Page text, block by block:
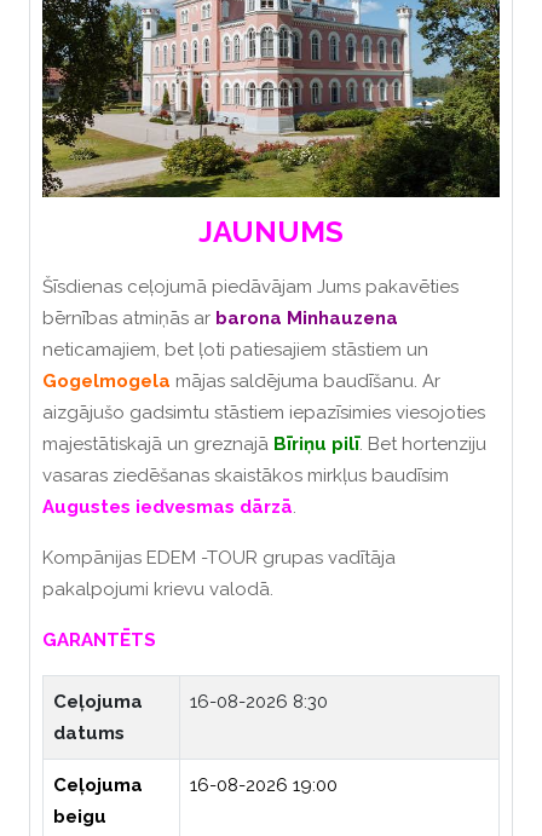
JAUNUMS
Šīsdienas ceļojumā piedāvājam Jums pakavēties
bērnības atmiņās ar barona Minhauzena
neticamajiem, bet ļoti patiesajiem stāstiem un
Gogelmogela mājas saldējuma baudīšanu. Ar
aizgājušo gadsimtu stāstiem iepazīsimies viesojoties
majestātiskajā un greznajā Bīriņu pilī. Bet hortenziju
vasaras ziedēšanas skaistākos mirkļus baudīsim
Augustes iedvesmas dārzā.
Kompānijas EDEM -TOUR grupas vadītāja
pakalpojumi krievu valodā.
GARANTĒTS
Ceļojuma
datums
16-08-2026 8:30
Ceļojuma
beigu
16-08-2026 19:00